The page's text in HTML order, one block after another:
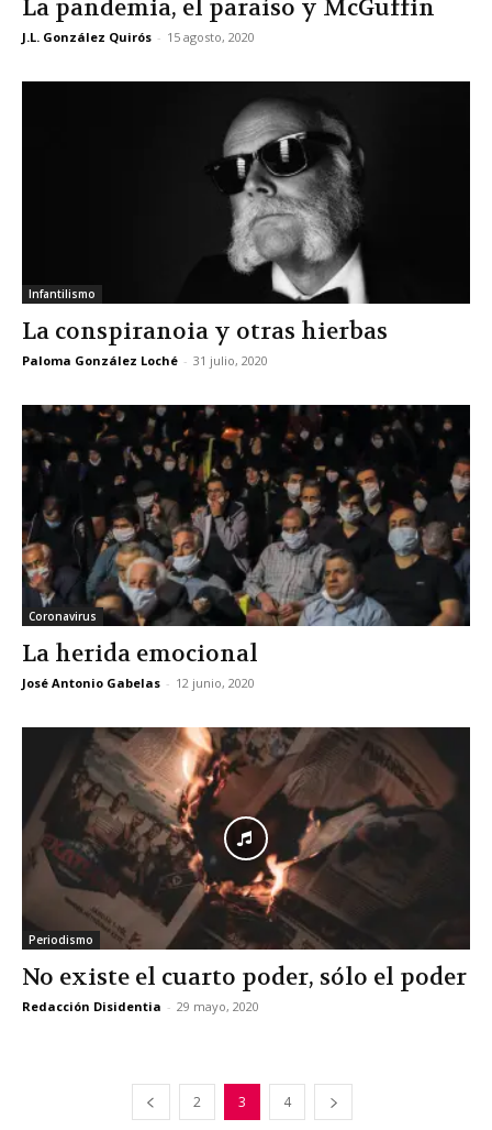
La pandemia, el paraíso y McGuffin
J.L. González Quirós - 15 agosto, 2020
Infantilismo
La conspiranoia y otras hierbas
Paloma González Loché - 31 julio, 2020
Coronavirus
La herida emocional
José Antonio Gabelas - 12 junio, 2020
Periodismo
No existe el cuarto poder, sólo el poder
Redacción Disidentia - 29 mayo, 2020
2 3 4